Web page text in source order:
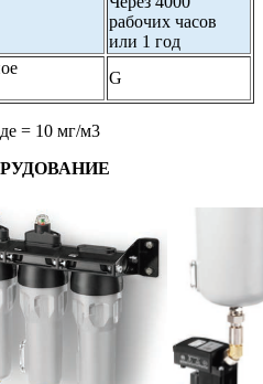
рабочих часов
или 1 год
G
= 10 мг/м3